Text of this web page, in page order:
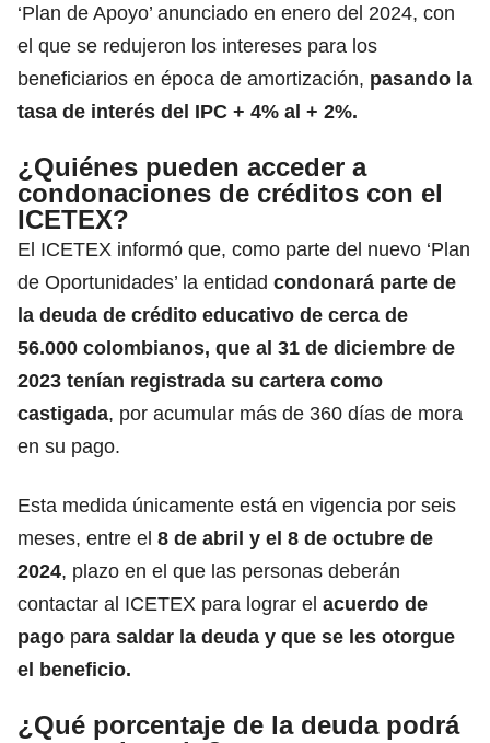
‘Plan de Apoyo’ anunciado en enero del 2024, con
el que se redujeron los intereses para los
beneficiarios en época de amortización, pasando la
tasa de interés del IPC + 4% al + 2%.
¿Quiénes pueden acceder a
condonaciones de créditos con el
ICETEX?
El ICETEX informó que, como parte del nuevo ‘Plan
de Oportunidades’ la entidad condonará parte de
la deuda de crédito educativo de cerca de
56.000 colombianos, que al 31 de diciembre de
2023 tenían registrada su cartera como
castigada, por acumular más de 360 días de mora
en su pago.
Esta medida únicamente está en vigencia por seis
meses, entre el 8 de abril y el 8 de octubre de
2024, plazo en el que las personas deberán
contactar al ICETEX para lograr el acuerdo de
pago para saldar la deuda y que se les otorgue
el beneficio.
¿Qué porcentaje de la deuda podrá